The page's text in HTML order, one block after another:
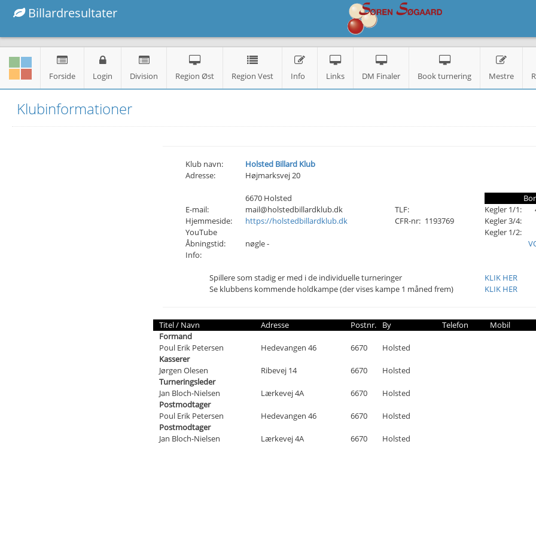
Billardresultater
Forside Login Division Region Øst Region Vest Info Links DM Finaler Book turnering Mestre
Klubinformationer
Klub navn:
Holsted Billard Klub
Adresse:
Højmarksvej 20
6670 Holsted
E-mail:
mail@holstedbillardklub.dk
TLF:
Hjemmeside:
https://holstedbillardklub.dk CFR-nr: 1193769
YouTube
Åbningstid:
nøgle -
Info:
Kegler 1/1:
Kegler 3/4:
Kegler 1/2:
Spillere som stadig er med i de individuelle turneringer
KLIK HER
Se klubbens kommende holdkampe (der vises kampe 1 måned frem)
KLIK HER
Titel / Navn Adresse Postnr. By Telefon Mobil
Formand
Poul Erik Petersen
Hedevangen 46 6670
Holsted
Kasserer
Jørgen Olesen
Ribevej 14 6670
Holsted
Turneringsleder
Jan Bloch-Nielsen
Lærkevej 4A 6670
Holsted
Postmodtager
Poul Erik Petersen
Hedevangen 46 6670
Holsted
Postmodtager
Jan Bloch-Nielsen
Lærkevej 4A 6670 Holsted